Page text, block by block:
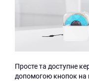
Просте та доступне
допомогою кнопок на